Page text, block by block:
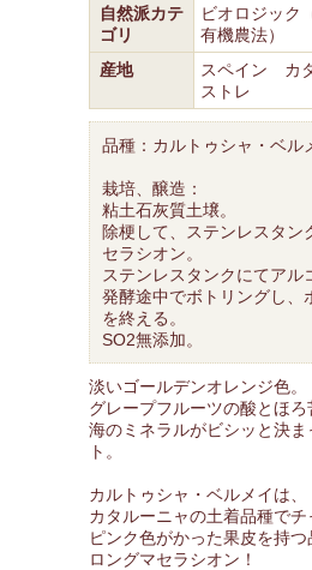
自然派カテ
ゴリ
ビオロジック
有機農法）
産地
スペイン カ
ストレ
品種：カルトゥシャ・ベル
栽培、醸造：
粘土石灰質土壌。
除梗して、ステンレスタン
セラシオン。
ステンレスタンクにてアル
発酵途中でボトリングし、
を終える。
SO2無添加。
淡いゴールデンオレンジ色。
グレープフルーツの酸とほろ
海のミネラルがビシッと決ま
ト。
カルトゥシャ・ベルメイは、
カタルーニャの土着品種でチ
ピンク色がかった果皮を持
ロングマセラシオン！